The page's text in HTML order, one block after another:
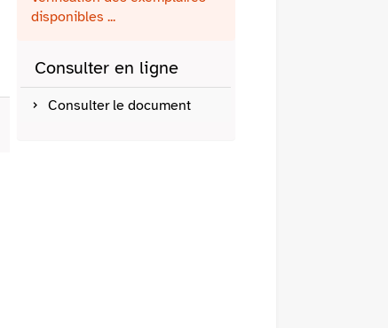
disponibles ...
Consulter en ligne
Consulter le document